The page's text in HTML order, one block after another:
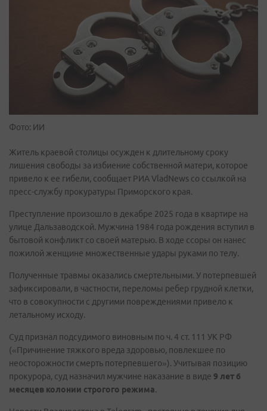
Фото: ИИ
Житель краевой столицы осужден к длительному сроку
лишения свободы за избиение собственной матери, которое
привело к ее гибели, сообщает РИА VladNews со ссылкой на
пресс-службу прокуратуры Приморского края.
Преступление произошло в декабре 2025 года в квартире на
улице Дальзаводской. Мужчина 1984 года рождения вступил в
бытовой конфликт со своей матерью. В ходе ссоры он нанес
пожилой женщине множественные удары руками по телу.
Полученные травмы оказались смертельными. У потерпевшей
зафиксировали, в частности, переломы ребер грудной клетки,
что в совокупности с другими повреждениями привело к
летальному исходу.
Суд признал подсудимого виновным по ч. 4 ст. 111 УК РФ
(«Причинение тяжкого вреда здоровью, повлекшее по
неосторожности смерть потерпевшего»). Учитывая позицию
прокурора, суд назначил мужчине наказание в виде 9 лет 6
месяцев колонии строгого режима.